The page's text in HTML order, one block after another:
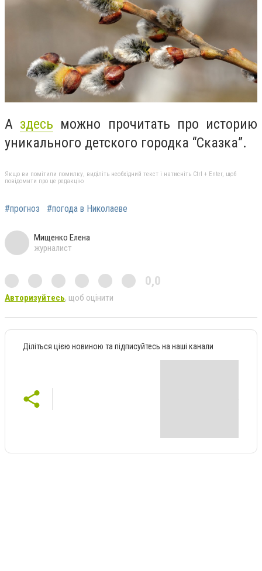
А здесь можно прочитать про историю
уникального детского городка “Сказка”.
Якщо ви помітили помилку, виділіть необхідний текст і натисніть Ctrl + Enter, щоб
повідомити про це редакцію
#прогноз #погода в Николаеве
Мищенко Елена
журналист
0,0
Авторизуйтесь, щоб оцінити
Діліться цією новиною та підписуйтесь на наші канали